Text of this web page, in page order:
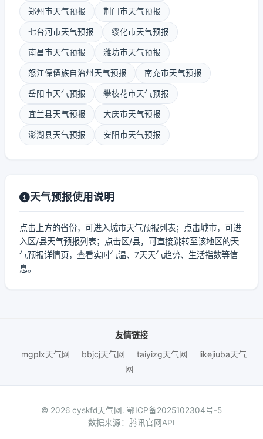
郑州市天气预报 荆门市天气预报
七台河市天气预报 绥化市天气预报
南昌市天气预报 潍坊市天气预报
怒江傈僳族自治州天气预报 南充市天气预报
岳阳市天气预报 攀枝花市天气预报
宜兰县天气预报 大庆市天气预报
澎湖县天气预报 安阳市天气预报
天气预报使用说明
点击上方的省份，可进入城市天气预报列表；点击城市，可进
入区/县天气预报列表；点击区/县，可直接跳转至该地区的天
气预报详情页，查看实时气温、7天天气趋势、生活指数等信
息。
友情链接
mgplx天气网
bbjcj天气网 taiyizg天气网
likejiuba天气
网
© 2026 cyskfd天气网. 鄂ICP备2025102304号-5
数据来源：腾讯官网API